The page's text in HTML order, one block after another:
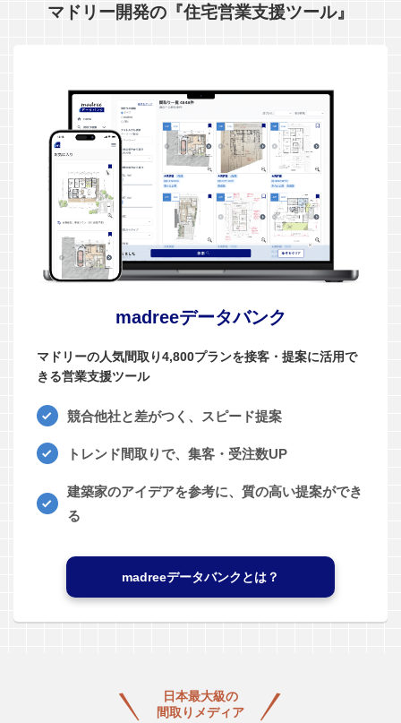
マドリー開発の『住宅営業支援ツール』
madreeデータバンク
マドリーの人気間取り4,800プランを接客・提案に活用で
きる営業支援ツール
競合他社と差がつく、スピード提案
トレンド間取りで、集客・受注数UP
建築家のアイデアを参考に、質の高い提案ができ
る
madreeデータバンクとは？
日本最大級の
間取りメディア